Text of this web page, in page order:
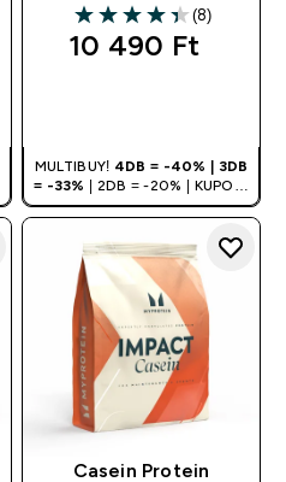
4.38 out of 5 stars
(8)
10 490 Ft‎
MULTIBUY! 4DB = -40% | 3DB
= -33%
| 2DB = -20% | KUPON:
DEALHU
Casein Protein